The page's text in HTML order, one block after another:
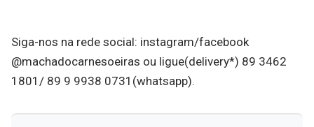
Siga-nos na rede social: instagram/facebook
@machadocarnesoeiras ou ligue(delivery*) 89 3462
1801/ 89 9 9938 0731(whatsapp).